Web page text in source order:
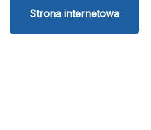
Strona internetowa